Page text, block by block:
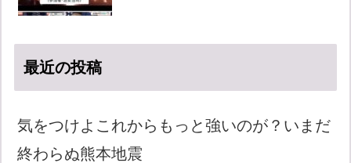
最近の投稿
気をつけよこれからもっと強いのが？いまだ
終わらぬ熊本地震